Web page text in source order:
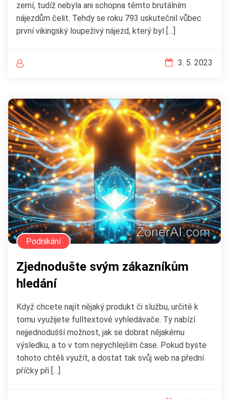
zemí, tudíž nebyla ani schopna těmto brutálním
nájezdům čelit. Tehdy se roku 793 uskutečnil vůbec
první vikingský loupeživý nájezd, který byl […]
3. 5. 2023
Podnikání
Zjednodušte svým zákazníkům
hledání
Když chcete najít nějaký produkt či službu, určitě k
tomu využijete fulltextové vyhledávače. Ty nabízí
nejjednodušší možnost, jak se dobrat nějakému
výsledku, a to v tom nejrychlejším čase. Pokud byste
tohoto chtěli využít, a dostat tak svůj web na přední
příčky při […]